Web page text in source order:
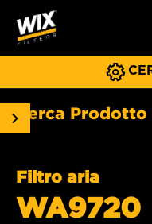
Cerca Prodotto
Filtro aria
WA9720